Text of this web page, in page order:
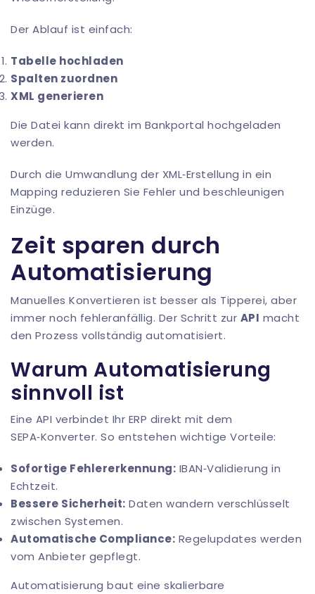
Der Ablauf ist einfach:
Tabelle hochladen
Spalten zuordnen
XML generieren
Die Datei kann direkt im Bankportal hochgeladen
werden.
Durch die Umwandlung der XML‑Erstellung in ein
Mapping reduzieren Sie Fehler und beschleunigen
Einzüge.
Zeit sparen durch
Automatisierung
Manuelles Konvertieren ist besser als Tipperei, aber
immer noch fehleranfällig. Der Schritt zur API macht
den Prozess vollständig automatisiert.
Warum Automatisierung
sinnvoll ist
Eine API verbindet Ihr ERP direkt mit dem
SEPA‑Konverter. So entstehen wichtige Vorteile:
Sofortige Fehlererkennung: IBAN‑Validierung in
Echtzeit.
Bessere Sicherheit: Daten wandern verschlüsselt
zwischen Systemen.
Automatische Compliance: Regelupdates werden
vom Anbieter gepflegt.
Automatisierung baut eine skalierbare